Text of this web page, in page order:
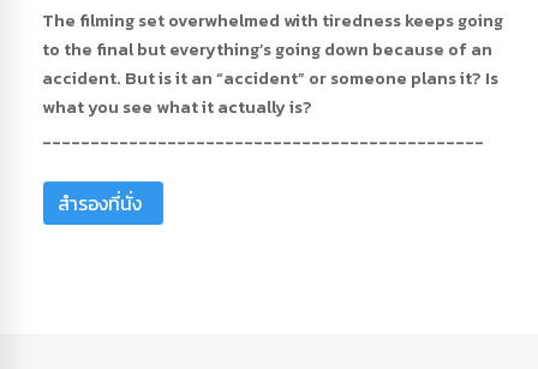
The filming set overwhelmed with tiredness keeps going
to the final but everything’s going down because of an
accident. But is it an “accident” or someone plans it? Is
what you see what it actually is?
----------------------------------------------
สำรองที่นั่ง